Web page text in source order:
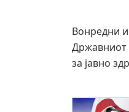
Вонредни
Државниот
за јавно